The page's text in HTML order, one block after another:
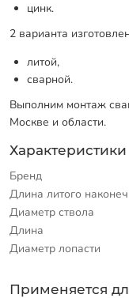
цинк.
2 варианта
литой,
сварной.
Выполним монтаж
Москве и области.
Характеристики
Бренд
Длина литого
Диаметр ствола
Длина
Диаметр лопасти
Применяется